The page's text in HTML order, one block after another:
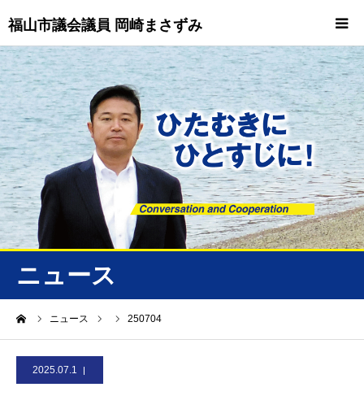
福山市議会議員 岡崎まさずみ
ニュース
ニュース 250704
2025.07.1
HOME
重要情報
プロフィール
ニュース/トピックス
ニュース